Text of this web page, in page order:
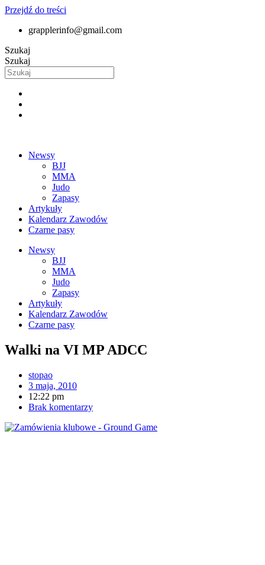
Przejdź do treści
grapplerinfo@gmail.com
Szukaj
Szukaj
Newsy
BJJ
MMA
Judo
Zapasy
Artykuły
Kalendarz Zawodów
Czarne pasy
Newsy
BJJ
MMA
Judo
Zapasy
Artykuły
Kalendarz Zawodów
Czarne pasy
Walki na VI MP ADCC
stopao
3 maja, 2010
12:22 pm
Brak komentarzy